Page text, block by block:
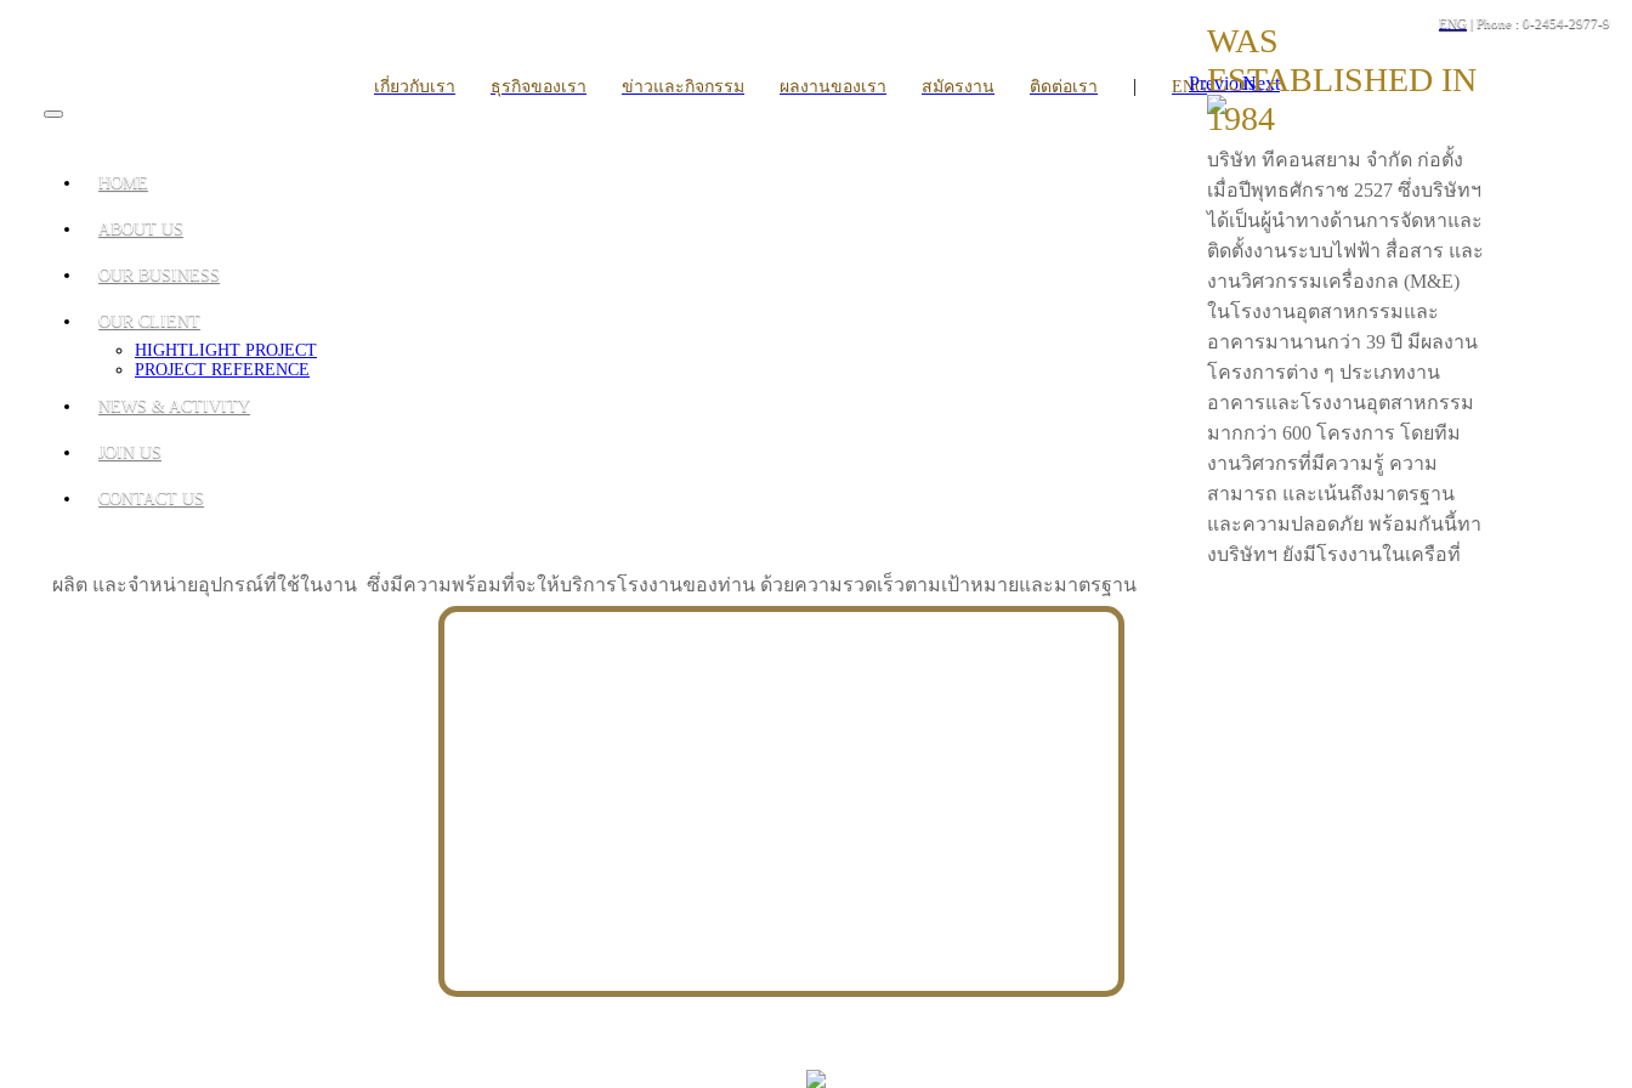
ENG | Phone : 0-2454-2977-9
เกี่ยวกับเรา ธุรกิจของเรา ข่าวและกิจกรรม ผลงานของเรา สมัครงาน ติดต่อเรา | ENG
HOME
ABOUT US
OUR BUSINESS
OUR CLIENT
HIGHTLIGHT PROJECT
PROJECT REFERENCE
NEWS & ACTIVITY
JOIN US
CONTACT US
PreviousNext
WAS
ESTABLISHED IN
1984
บริษัท ทีคอนสยาม จำกัด ก่อตั้ง
เมื่อปีพุทธศักราช 2527 ซึ่งบริษัทฯ
ได้เป็นผู้นำทางด้านการจัดหาและ
ติดตั้งงานระบบไฟฟ้า สื่อสาร และ
งานวิศวกรรมเครื่องกล (M&E)
ในโรงงานอุตสาหกรรมและ
อาคารมานานกว่า 39 ปี มีผลงาน
โครงการต่าง ๆ ประเภทงาน
อาคารและโรงงานอุตสาหกรรม
มากกว่า 600 โครงการ โดยทีม
งานวิศวกรที่มีความรู้ ความ
สามารถ และเน้นถึงมาตรฐาน
และความปลอดภัย พร้อมกันนี้ทา
งบริษัทฯ ยังมีโรงงานในเครือที่
ผลิต และจำหน่ายอุปกรณ์ที่ใช้ในงาน ซึ่งมีความพร้อมที่จะให้บริการโรงงานของท่าน ด้วยความรวดเร็วตามเป้าหมายและมาตรฐาน